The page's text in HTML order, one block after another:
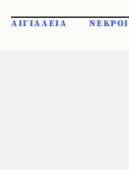
ΑΙΓΙΑΛΕΙΑ ΝΕΚΡΟΙ